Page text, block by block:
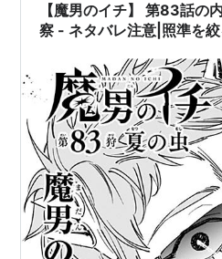
【魔男のイチ】 第83話の
察 - ネタバレ注意|照準を